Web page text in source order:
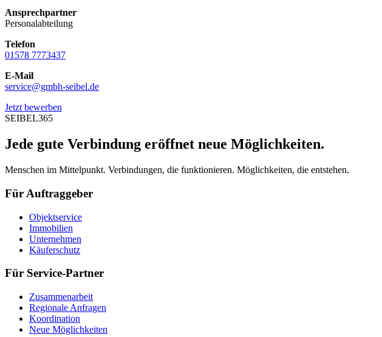
Ansprechpartner
Personalabteilung
Telefon
01578 7773437
E-Mail
service@gmbh-seibel.de
Jetzt bewerben
SEIBEL365
Jede gute Verbindung eröffnet neue Möglichkeiten.
Menschen im Mittelpunkt. Verbindungen, die funktionieren. Möglichkeiten, die entstehen.
Für Auftraggeber
Objektservice
Immobilien
Unternehmen
Käuferschutz
Für Service-Partner
Zusammenarbeit
Regionale Anfragen
Koordination
Neue Möglichkeiten